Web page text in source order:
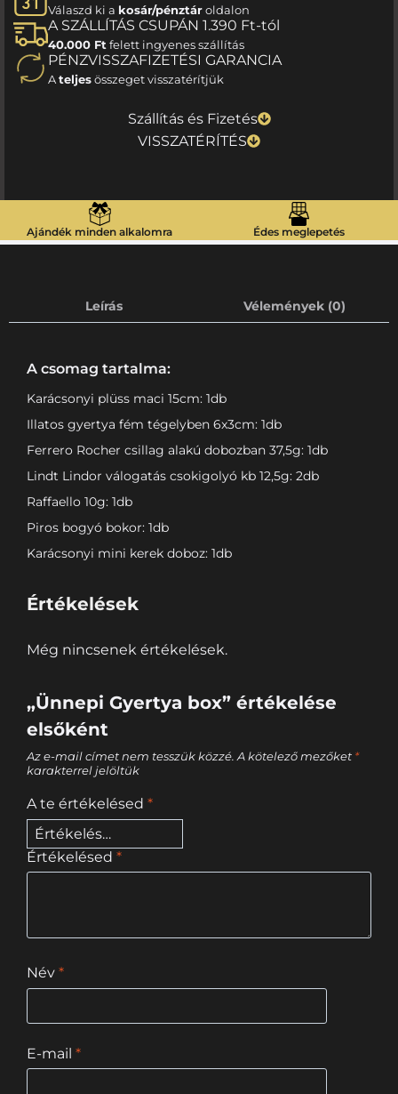
Válaszd ki a kosár/pénztároldalon
A SZÁLLÍTÁS CSUPÁN 1.390 Ft-tól
40.000 Ft felett ingyenes szállítás
PÉNZVISSZAFIZETÉSI GARANCIA
Ateljesösszeget visszatérítjük
Szállítás és Fizetés
VISSZATÉRÍTÉS
Ajándék minden alkalomra Édes meglepetés
Leírás Vélemények (0)
A csomag tartalma:
Karácsonyi plüss maci 15cm: 1db
Illatos gyertya fém tégelyben 6x3cm: 1db
Ferrero Rocher csillag alakú dobozban 37,5g: 1db
Lindt Lindor válogatás csokigolyó kb 12,5g: 2db
Raffaello 10g: 1db
Piros bogyó bokor: 1db
Karácsonyi mini kerek doboz: 1db
Értékelések
Még nincsenek értékelések.
„Ünnepi Gyertya box” értékelése
elsőként
Az e-mail címet nem tesszük közzé. A kötelező mezőket *
karakterrel jelöltük
A te értékelésed *
Értékelésed *
Név *
E-mail *